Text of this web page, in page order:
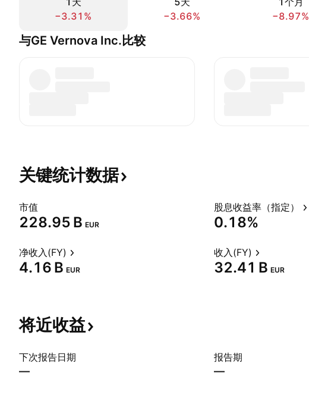
−3.31%
−3.66%
−8.97%
与GE Vernova Inc.比较
关键统计数据
市值
‪228.95 B‬ EUR
股息收益率（指定）
0.18%
净收入(FY)
‪4.16 B‬ EUR
收入(FY)
‪32.41 B‬ EUR
将近收益
下次报告日期
—
报告期
—